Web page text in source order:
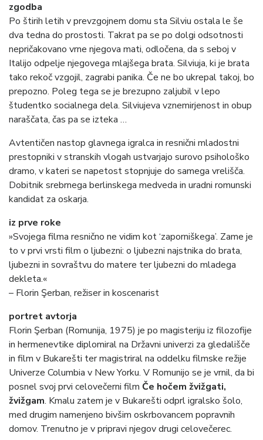
zgodba
Po štirih letih v prevzgojnem domu sta Silviu ostala le še
dva tedna do prostosti. Takrat pa se po dolgi odsotnosti
nepričakovano vrne njegova mati, odločena, da s seboj v
Italijo odpelje njegovega mlajšega brata. Silviuja, ki je brata
tako rekoč vzgojil, zagrabi panika. Če ne bo ukrepal takoj, bo
prepozno. Poleg tega se je brezupno zaljubil v lepo
študentko socialnega dela. Silviujeva vznemirjenost in obup
naraščata, čas pa se izteka …
Avtentičen nastop glavnega igralca in resnični mladostni
prestopniki v stranskih vlogah ustvarjajo surovo psihološko
dramo, v kateri se napetost stopnjuje do samega vrelišča.
Dobitnik srebrnega berlinskega medveda in uradni romunski
kandidat za oskarja.
iz prve roke
»Svojega filma resnično ne vidim kot ‘zaporniškega’. Zame je
to v prvi vrsti film o ljubezni: o ljubezni najstnika do brata,
ljubezni in sovraštvu do matere ter ljubezni do mladega
dekleta.«
– Florin Şerban, režiser in koscenarist
portret avtorja
Florin Şerban (Romunija, 1975) je po magisteriju iz filozofije
in hermenevtike diplomiral na Državni univerzi za gledališče
in film v Bukarešti ter magistriral na oddelku filmske režije
Univerze Columbia v New Yorku. V Romunijo se je vrnil, da bi
posnel svoj prvi celovečerni film Če hočem žvižgati,
žvižgam. Kmalu zatem je v Bukarešti odprl igralsko šolo,
med drugim namenjeno bivšim oskrbovancem popravnih
domov. Trenutno je v pripravi njegov drugi celovečerec.